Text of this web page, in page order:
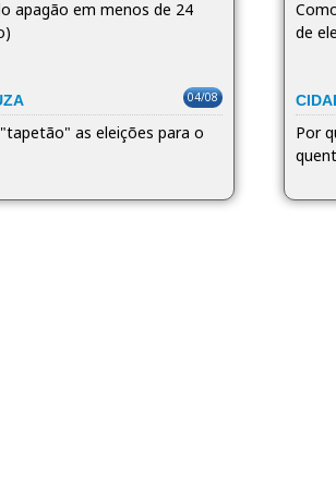
apagão em menos de 24
04/08
as eleições para o
de
Por